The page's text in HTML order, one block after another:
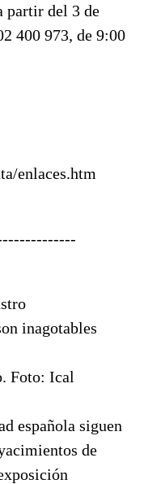
partir del 3 de
400 973, de 9:00
enlaces.htm
inagotables
Foto: Ical
española siguen
de